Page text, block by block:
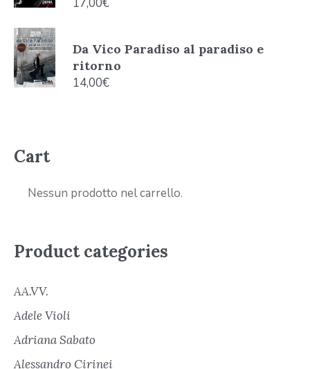
17,00€
Da Vico Paradiso al paradiso e
ritorno
14,00€
Cart
Nessun prodotto nel carrello.
Product categories
AA.VV.
Adele Violi
Adriana Sabato
Alessandro Cirinei